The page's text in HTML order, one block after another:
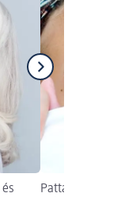
Pattanások,